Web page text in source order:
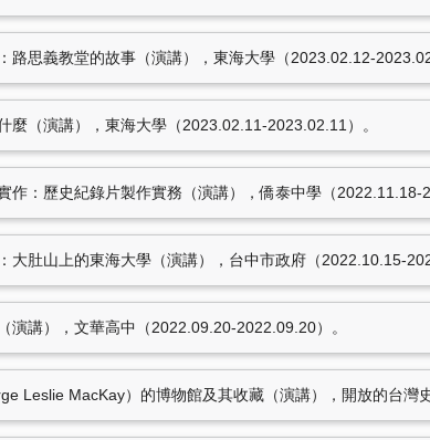
路思義教堂的故事（演講），東海大學（2023.02.12-
麼（演講），東海大學（2023.02.11-2023.02.11）。
作：歷史紀錄片製作實務（演講），僑泰中學（2022.11.18-
大肚山上的東海大學（演講），台中市政府（2022.10.15-
演講），文華高中（2022.09.20-2022.09.20）。
Leslie MacKay）的博物館及其收藏（演講），開放的台灣